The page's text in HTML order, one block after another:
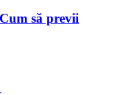
să previi